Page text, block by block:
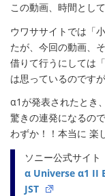
この動画、時間とし
ウワササイトでは「
たが、今回の動画、
借りて行うにしては
は思っているのです
α1が発表されたとき
驚きの連発になるの
わずか！！本当に 楽
ソニー公式サイト
α Universe α1 II
JST